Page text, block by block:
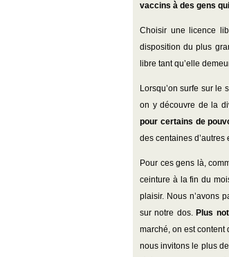
vaccins à des gens
Choisir une licence
disposition du plus
libre tant qu’elle
Lorsqu’on surfe sur le
on y découvre de la
pour certains de
des centaines d’autres
Pour ces gens là,
ceinture à la fin du
plaisir. Nous n’avons
sur notre dos. Plus
marché, on est content
nous invitons le plus